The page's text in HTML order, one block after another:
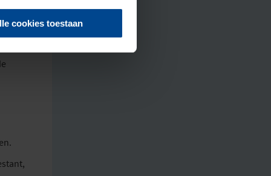
cookies toestaan